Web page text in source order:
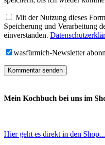
Mit der Nutzung dieses
Speicherung und Verarbeitung
einverstanden.
wasfürmich-Newsletter
Mein Kochbuch bei uns im
Hier geht es direkt in den Shop...